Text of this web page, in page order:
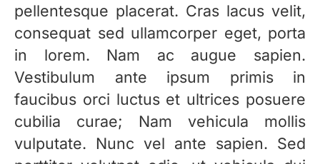
pellentesque placerat. Cras lacus velit,
consequat sed ullamcorper eget, porta
in lorem. Nam ac augue sapien.
Vestibulum ante ipsum primis in
faucibus orci luctus et ultrices posuere
cubilia curae; Nam vehicula mollis
vulputate. Nunc vel ante sapien. Sed